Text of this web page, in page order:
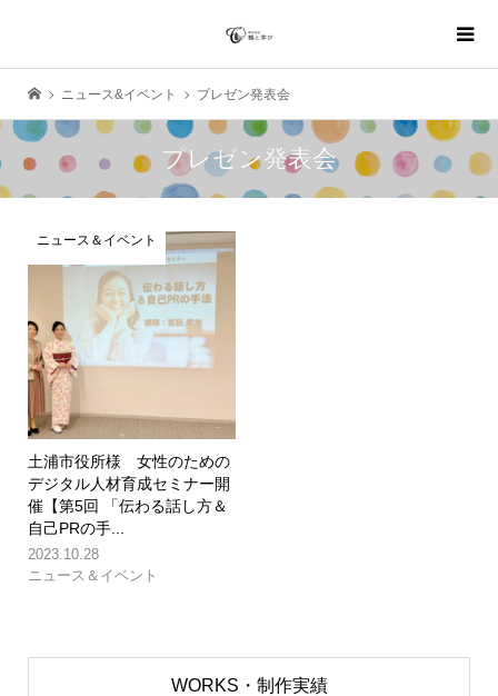
ニュース&イベント プレゼン発表会
プレゼン発表会
ニュース＆イベント
土浦市役所様 女性のための
デジタル人材育成セミナー開
催【第5回 「伝わる話し方＆
自己PRの手...
2023.10.28
ニュース＆イベント
WORKS・制作実績